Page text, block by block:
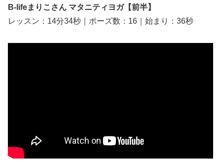
B-lifeまりこさん マタニティヨガ【前半】
レッスン：14分34秒｜ポーズ数：16｜始まり：36秒